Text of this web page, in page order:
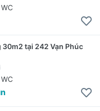
30m2 tại 242 Vạn Phúc